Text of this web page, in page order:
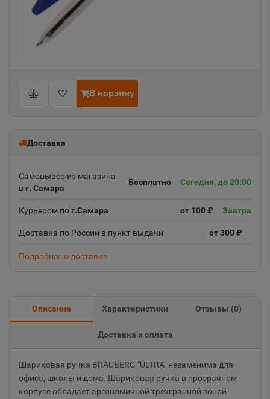
В корзину
Доставка
Самовывоз из магазина
в г. Самара
Бесплатно Сегодня, до 20:00
Курьером пог.Самара от 100 ₽ Завтра
Доставка по России в пункт выдачи от 300 ₽
Подробнее о доставке
Описание Характеристики Отзывы (0)
Доставка и оплата
Шариковая ручка BRAUBERG "ULTRA" незаменима для
офиса, школы и дома. Шариковая ручка в прозрачном
корпусе обладает эргономичной трехгранной зоной